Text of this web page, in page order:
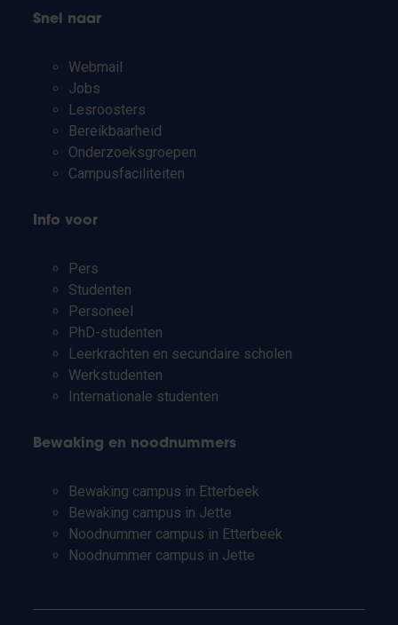
Snel naar
Webmail
Jobs
Lesroosters
Bereikbaarheid
Onderzoeksgroepen
Campusfaciliteiten
Info voor
Pers
Studenten
Personeel
PhD-studenten
Leerkrachten en secundaire scholen
Werkstudenten
Internationale studenten
Bewaking en noodnummers
Bewaking campus in Etterbeek
Bewaking campus in Jette
Noodnummer campus in Etterbeek
Noodnummer campus in Jette